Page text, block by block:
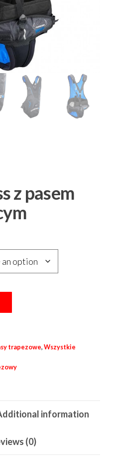
z pasem
trapezowe, Wszystkie
information
(0)